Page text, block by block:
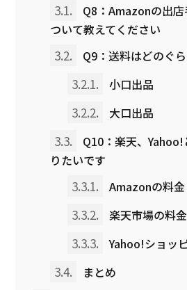
3.1.
Q8：Amazonの出
ついて教えてください
3.2. Q9：送料はどのぐ
3.2.1. 小口出品
3.2.2. 大口出品
3.3.
Q10：楽天、
りたいです
3.3.1. Amazonの料金
3.3.2. 楽天市場の料金
3.3.3. Yahoo!ショッ
3.4. まとめ